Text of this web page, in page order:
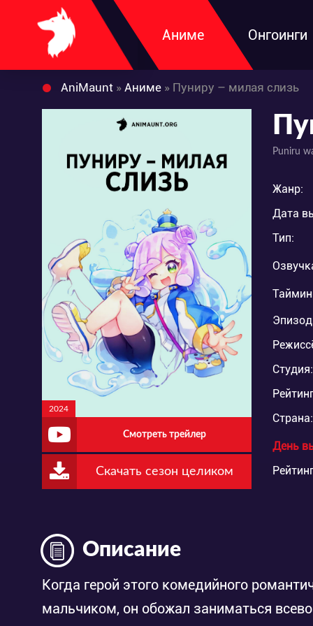
Аниме Онгоинги
AniMaunt » Аниме » Пуниру – милая слизь
2024
Смотреть трейлер
Скачать сезон целиком
Puniru
Жанр:
Дата
Тип:
Студия:
Страна:
День
Описание
Когда герой этого комедийного
мальчиком, он обожал заниматься